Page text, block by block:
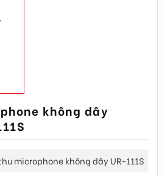
không dây
microphone không dây UR-111S